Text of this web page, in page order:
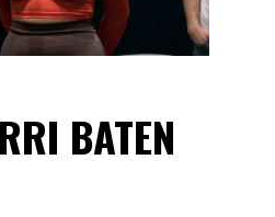
BATEN